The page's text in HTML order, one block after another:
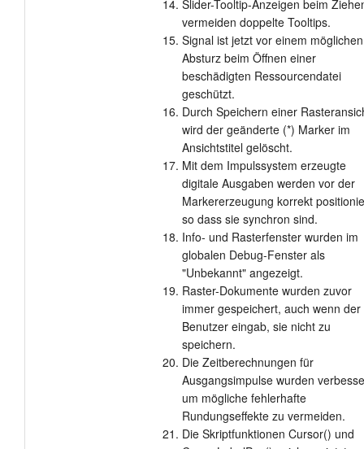
Slider-Tooltip-Anzeigen beim
vermeiden doppelte Tooltips.
Signal ist jetzt vor einem möglichen
Absturz beim Öffnen einer
beschädigten Ressourcendatei
geschützt.
Durch Speichern einer
wird der geänderte (*) Marker im
Ansichtstitel gelöscht.
Mit dem Impulssystem erzeugte
digitale Ausgaben werden vor der
Markererzeugung korrekt
so dass sie synchron sind.
Info- und Rasterfenster wurden im
globalen Debug-Fenster als
"Unbekannt" angezeigt.
Raster-Dokumente wurden zuvor
immer gespeichert, auch wenn der
Benutzer eingab, sie nicht zu
speichern.
Die Zeitberechnungen für
Ausgangsimpulse wurden
um mögliche fehlerhafte
Rundungseffekte zu vermeiden.
Die Skriptfunktionen Cursor() und